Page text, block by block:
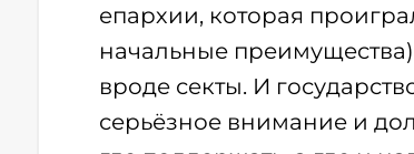
епархии, которая
начальные
вроде секты. И
серьёзное внимание и